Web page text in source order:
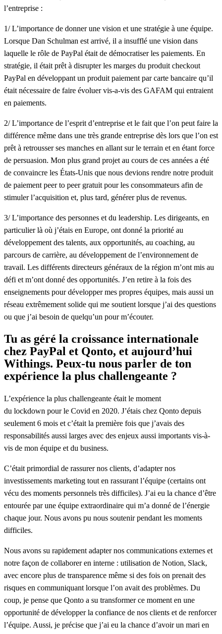
l’entreprise :
1/ L’importance de donner une vision et une stratégie à une équipe.
Lorsque Dan Schulman est arrivé, il a insufflé une vision dans
laquelle le rôle de PayPal était de démocratiser les paiements. En
stratégie, il était prêt à disrupter les marges du produit checkout
PayPal en développant un produit paiement par carte bancaire qu’il
était nécessaire de faire évoluer vis-a-vis des GAFAM qui entraient
en paiements.
2/ L’importance de l’esprit d’entreprise et le fait que l’on peut faire la
différence même dans une très grande entreprise dès lors que l’on est
prêt à retrousser ses manches en allant sur le terrain et en étant force
de persuasion. Mon plus grand projet au cours de ces années a été
de convaincre les États-Unis que nous devions rendre notre produit
de paiement peer to peer gratuit pour les consommateurs afin de
stimuler l’acquisition et, plus tard, générer plus de revenus.
3/ L’importance des personnes et du leadership. Les dirigeants, en
particulier là où j’étais en Europe, ont donné la priorité au
développement des talents, aux opportunités, au coaching, au
parcours de carrière, au développement de l’environnement de
travail. Les différents directeurs généraux de la région m’ont mis au
défi et m’ont donné des opportunités. J’en retire à la fois des
enseignements pour développer mes propres équipes, mais aussi un
réseau extrêmement solide qui me soutient lorsque j’ai des questions
ou que j’ai besoin de quelqu’un pour m’écouter.
Tu as géré la croissance internationale
chez PayPal et Qonto, et aujourd’hui
Withings. Peux-tu nous parler de ton
expérience la plus challengeante ?
L’expérience la plus challengeante était le moment
du lockdown pour le Covid en 2020. J’étais chez Qonto depuis
seulement 6 mois et c’était la première fois que j’avais des
responsabilités aussi larges avec des enjeux aussi importants vis-à-
vis de mon équipe et du business.
C’était primordial de rassurer nos clients, d’adapter nos
investissements marketing tout en rassurant l’équipe (certains ont
vécu des moments personnels très difficiles). J’ai eu la chance d’être
entourée par une équipe extraordinaire qui m’a donné de l’énergie
chaque jour. Nous avons pu nous soutenir pendant les moments
difficiles.
Nous avons su rapidement adapter nos communications externes et
notre façon de collaborer en interne : utilisation de Notion, Slack,
avec encore plus de transparence même si des fois on prenait des
risques en communiquant lorsque l’on avait des problèmes. Du
coup, je pense que Qonto a su transformer ce moment en une
opportunité de développer la confiance de nos clients et de renforcer
l’équipe. Aussi, je précise que j’ai eu la chance d’avoir un mari en